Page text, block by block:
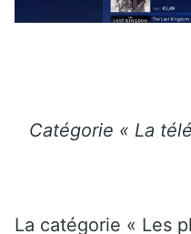
Catégorie « La
La catégorie « Les